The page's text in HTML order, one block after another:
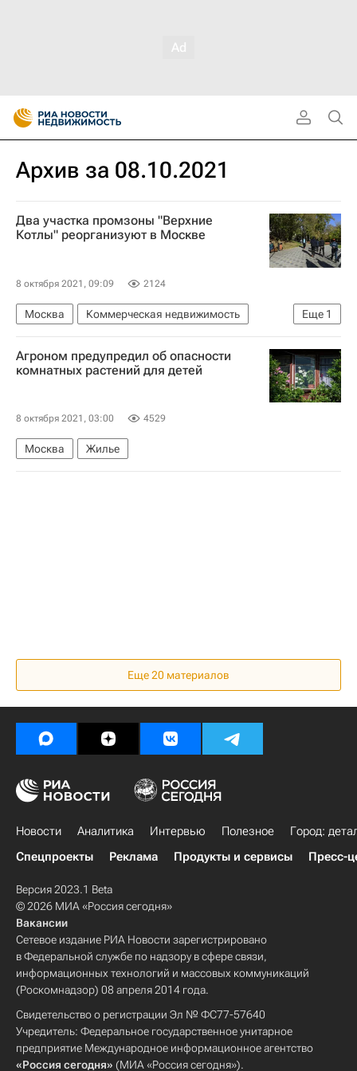
Архив за 08.10.2021
Два участка промзоны "Верхние
Котлы" реорганизуют в Москве
8 октября 2021, 09:09 2124
Еще 1
Москва
Коммерческая недвижимость
Промзоны
Агроном предупредил об опасности
комнатных растений для детей
8 октября 2021, 03:00 4529
Москва Жилье
Еще 20 материалов
Новости Аналитика Интервью Полезное
Город:
Спецпроекты
Реклама Продукты и сервисы Пресс-
Версия 2023.1 Beta
© 2026 МИА «Россия сегодня»
Вакансии
Сетевое издание РИА Новости зарегистрировано
в Федеральной службе по надзору в сфере связи,
информационных технологий и массовых коммуникаций
(Роскомнадзор) 08 апреля 2014 года.
Свидетельство о регистрации Эл № ФС77-57640
Учредитель: Федеральное государственное унитарное
предприятие Международное информационное агентство
«Россия сегодня» (МИА «Россия сегодня»).